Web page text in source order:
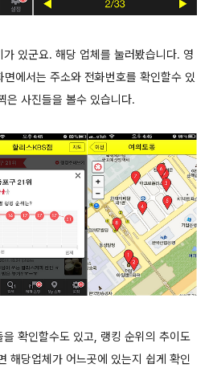
있군요. 해당 업체를 눌러봤습니다. 영
에서는 주소와 전화번호를 확인할수 있
은 사진들을 볼수 있습니다.
확인할수도 있고, 랭킹 순위의 추이도
해당업체가 어느곳에 있는지 쉽게 확인